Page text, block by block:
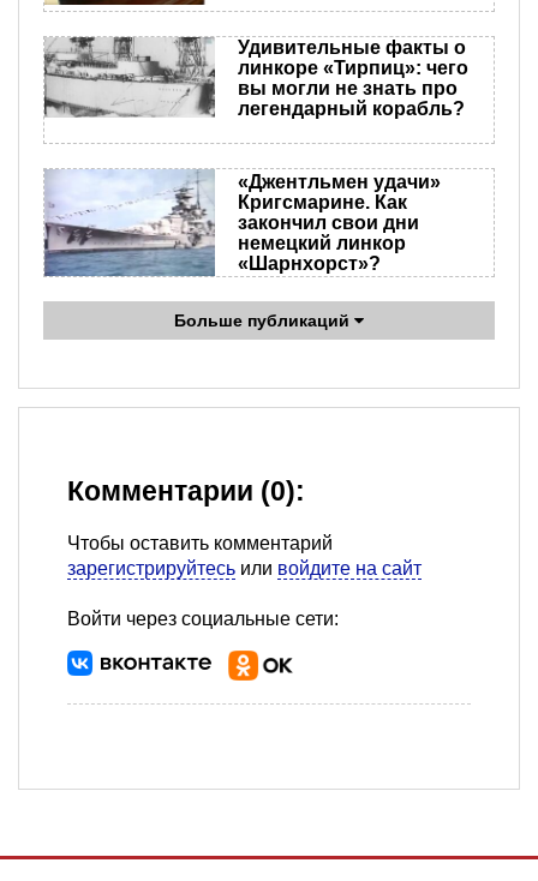
Удивительные факты о
линкоре «Тирпиц»: чего
вы могли не знать про
легендарный корабль?
«Джентльмен удачи»
Кригсмарине. Как
закончил свои дни
немецкий линкор
«Шарнхорст»?
Больше публикаций
Комментарии (0):
Чтобы оставить комментарий
зарегистрируйтесь или войдите на сайт
Войти через социальные сети: